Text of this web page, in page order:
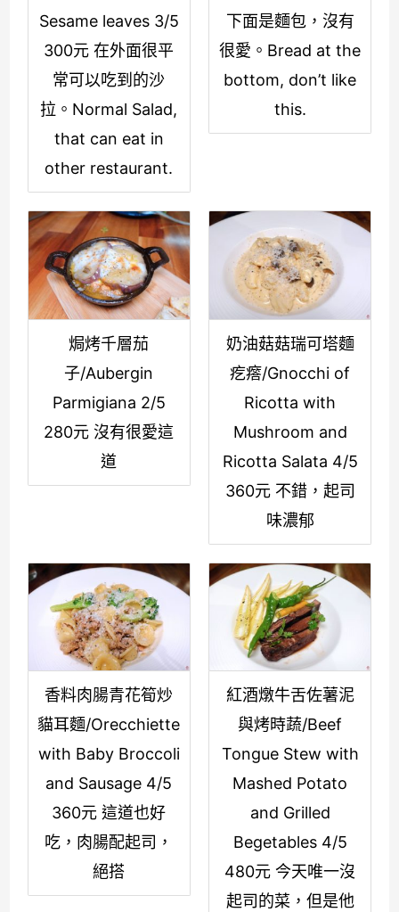
Sesame leaves 3/5
300元 在外面很平
常可以吃到的沙
拉。Normal Salad,
that can eat in
other restaurant.
下面是麵包，沒有
很愛。Bread at the
bottom, don’t like
this.
焗烤千層茄
子/Aubergin
Parmigiana 2/5
280元 沒有很愛這
道
奶油菇菇瑞可塔麵
疙𤺥/Gnocchi of
Ricotta with
Mushroom and
Ricotta Salata 4/5
360元 不錯，起司
味濃郁
香料肉腸青花筍炒
貓耳麵/Orecchiette
with Baby Broccoli
and Sausage 4/5
360元 這道也好
吃，肉腸配起司，
絕搭
紅酒燉牛舌佐薯泥
與烤時蔬/Beef
Tongue Stew with
Mashed Potato
and Grilled
Begetables 4/5
480元 今天唯一沒
起司的菜，但是他